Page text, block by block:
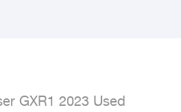
GXR1 2023 Used